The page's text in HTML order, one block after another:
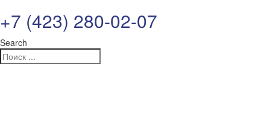
+7 (423) 280-02-07
Search